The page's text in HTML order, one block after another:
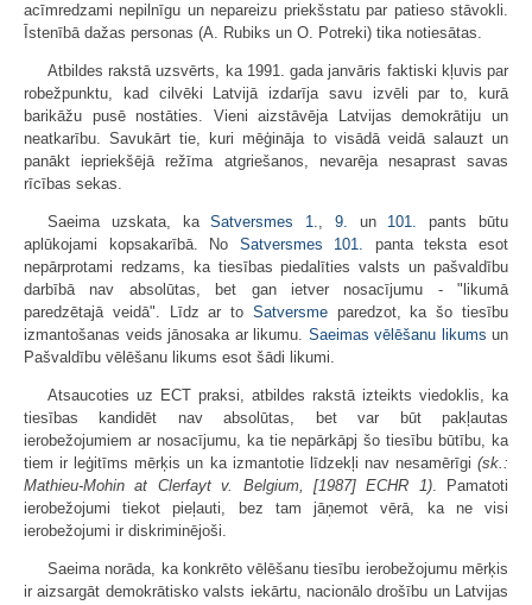
acīmredzami nepilnīgu un nepareizu priekšstatu par patieso stāvokli.
Īstenībā dažas personas (A. Rubiks un O. Potreki) tika notiesātas.
Atbildes rakstā uzsvērts, ka 1991. gada janvāris faktiski kļuvis par
robežpunktu, kad cilvēki Latvijā izdarīja savu izvēli par to, kurā
barikāžu pusē nostāties. Vieni aizstāvēja Latvijas demokrātiju un
neatkarību. Savukārt tie, kuri mēģināja to visādā veidā salauzt un
panākt iepriekšējā režīma atgriešanos, nevarēja nesaprast savas
rīcības sekas.
Saeima uzskata, kaSatversmes 1., 9. un 101. pants būtu
aplūkojami kopsakarībā. No Satversmes 101. panta teksta esot
nepārprotami redzams, ka tiesības piedalīties valsts un pašvaldību
darbībā nav absolūtas, bet gan ietver nosacījumu - "likumā
paredzētajā veidā". Līdz ar to Satversmeparedzot, ka šo tiesību
izmantošanas veids jānosaka ar likumu. Saeimas vēlēšanu likums un
Pašvaldību vēlēšanu likums esot šādi likumi.
Atsaucoties uz ECT praksi, atbildes rakstā izteikts viedoklis, ka
tiesības kandidēt nav absolūtas, bet var būt pakļautas
ierobežojumiem ar nosacījumu, ka tie nepārkāpj šo tiesību būtību, ka
tiem ir leģitīms mērķis un ka izmantotie līdzekļi nav nesamērīgi (sk.:
Mathieu-Mohin at Clerfayt v. Belgium, [1987] ECHR 1). Pamatoti
ierobežojumi tiekot pieļauti, bez tam jāņemot vērā, ka ne visi
ierobežojumi ir diskriminējoši.
Saeima norāda, ka konkrēto vēlēšanu tiesību ierobežojumu mērķis
ir aizsargāt demokrātisko valsts iekārtu, nacionālo drošību un Latvijas